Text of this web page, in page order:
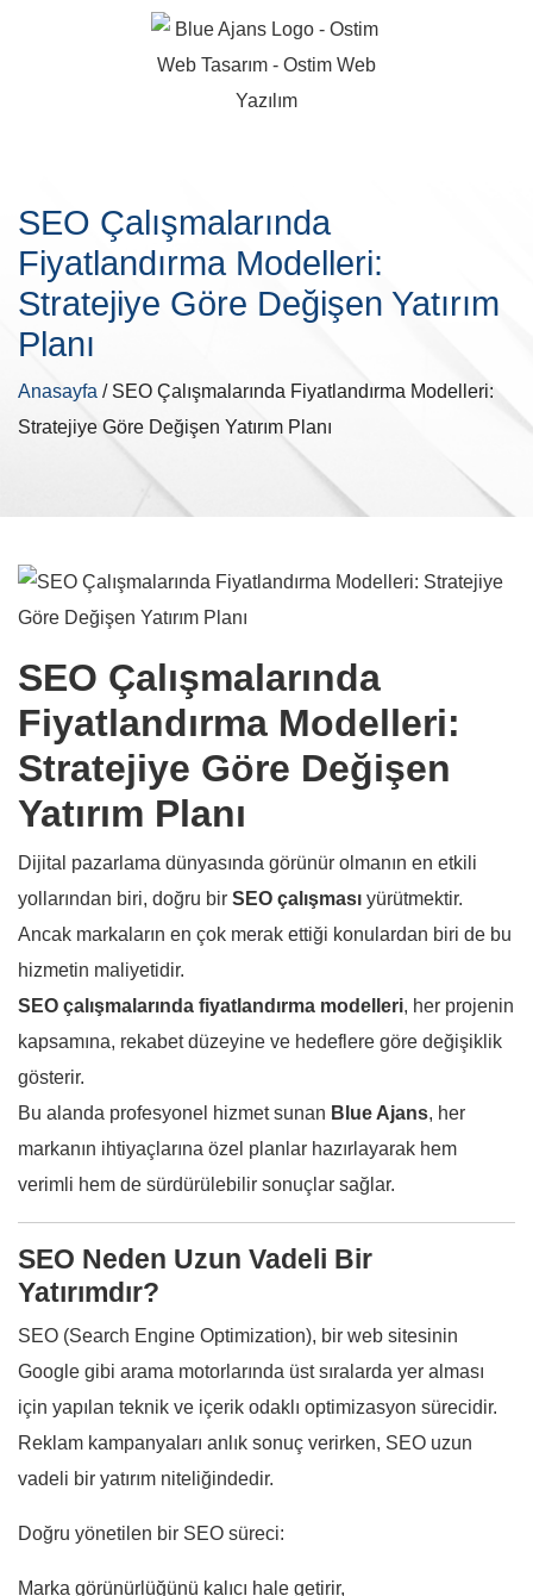
SEO Çalışmalarında
Fiyatlandırma Modelleri:
Stratejiye Göre Değişen Yatırım
Planı
Anasayfa / SEO Çalışmalarında Fiyatlandırma Modelleri:
Stratejiye Göre Değişen Yatırım Planı
SEO Çalışmalarında
Fiyatlandırma Modelleri:
Stratejiye Göre Değişen
Yatırım Planı
Dijital pazarlama dünyasında görünür olmanın en etkili
yollarından biri, doğru bir SEO çalışması yürütmektir.
Ancak markaların en çok merak ettiği konulardan biri de bu
hizmetin maliyetidir.
SEO çalışmalarında fiyatlandırma modelleri, her projenin
kapsamına, rekabet düzeyine ve hedeflere göre değişiklik
gösterir.
Bu alanda profesyonel hizmet sunan Blue Ajans, her
markanın ihtiyaçlarına özel planlar hazırlayarak hem
verimli hem de sürdürülebilir sonuçlar sağlar.
SEO Neden Uzun Vadeli Bir
Yatırımdır?
SEO (Search Engine Optimization), bir web sitesinin
Google gibi arama motorlarında üst sıralarda yer alması
için yapılan teknik ve içerik odaklı optimizasyon sürecidir.
Reklam kampanyaları anlık sonuç verirken, SEO uzun
vadeli bir yatırım niteliğindedir.
Doğru yönetilen bir SEO süreci:
Marka görünürlüğünü kalıcı hale getirir,